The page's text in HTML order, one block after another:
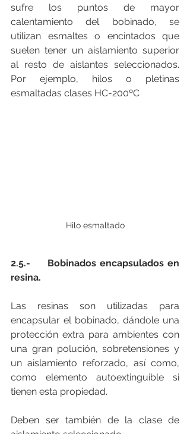
sufre los puntos de mayor
calentamiento del bobinado, se
utilizan esmaltes o encintados que
suelen tener un aislamiento superior
al resto de aislantes seleccionados.
Por ejemplo, hilos o pletinas
esmaltadas clases HC-200ºC
Hilo esmaltado
2.5.-     Bobinados encapsulados en
resina.
Las resinas son utilizadas para
encapsular el bobinado, dándole una
protección extra para ambientes con
una gran polución, sobretensiones y
un aislamiento reforzado, así como,
como elemento autoextinguible si
tienen esta propiedad.
Deben ser también de la clase de